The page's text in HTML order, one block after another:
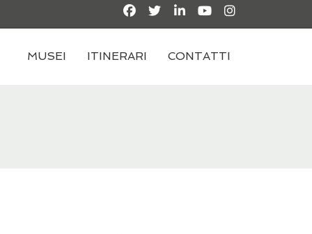
MUSEI ITINERARI CONTATTI